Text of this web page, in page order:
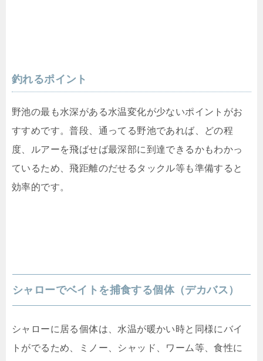
釣れるポイント
野池の最も水深がある水温変化が少ないポイントがお
すすめです。普段、通ってる野池であれば、どの程
度、ルアーを飛ばせば最深部に到達できるかもわかっ
ているため、飛距離のだせるタックル等も準備すると
効率的です。
シャローでベイトを捕食する個体（デカバス）
シャローに居る個体は、水温が暖かい時と同様にバイ
トがでるため、ミノー、シャッド、ワーム等、食性に